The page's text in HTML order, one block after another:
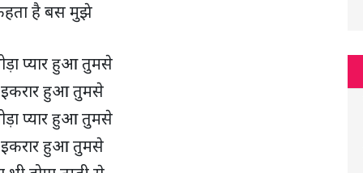
है बस मुझे
प्यार हुआ तुमसे
इकरार हुआ तुमसे
प्यार हुआ तुमसे
इकरार हुआ तुमसे